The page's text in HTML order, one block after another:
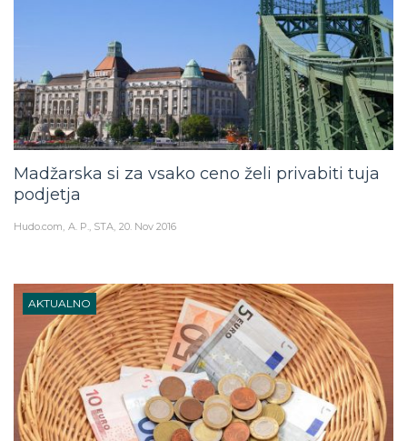
Madžarska si za vsako ceno želi privabiti tuja
podjetja
Hudo.com A. P., STA 20. Nov 2016
AKTUALNO